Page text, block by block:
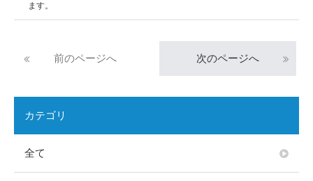
カテゴリ
全て
ます。
前のページへ 次のページへ